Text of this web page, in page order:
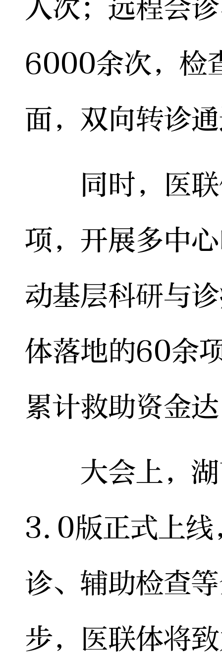
人次；远程会
6000余次，检
面，双向转诊
同时，医联
项，开展多中
动基层科研与
体落地的60余
累计救助资金
大会上，湖
3.0版正式上线
诊、辅助检查
步，医联体将